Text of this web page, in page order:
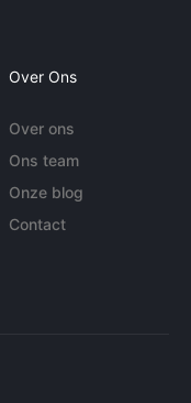
Over Ons
Over ons
Ons team
Onze blog
Contact